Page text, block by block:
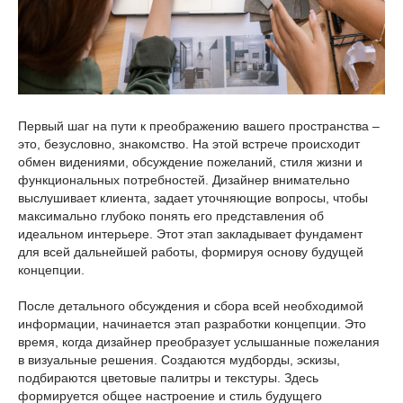
Первый шаг на пути к преображению вашего пространства –
это, безусловно, знакомство. На этой встрече происходит
обмен видениями, обсуждение пожеланий, стиля жизни и
функциональных потребностей. Дизайнер внимательно
выслушивает клиента, задает уточняющие вопросы, чтобы
максимально глубоко понять его представления об
идеальном интерьере. Этот этап закладывает фундамент
для всей дальнейшей работы, формируя основу будущей
концепции.
После детального обсуждения и сбора всей необходимой
информации, начинается этап разработки концепции. Это
время, когда дизайнер преобразует услышанные пожелания
в визуальные решения. Создаются мудборды, эскизы,
подбираются цветовые палитры и текстуры. Здесь
формируется общее настроение и стиль будущего